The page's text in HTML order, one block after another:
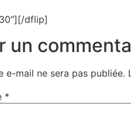
dflip]
un
e-mail ne sera pas publiée.
*